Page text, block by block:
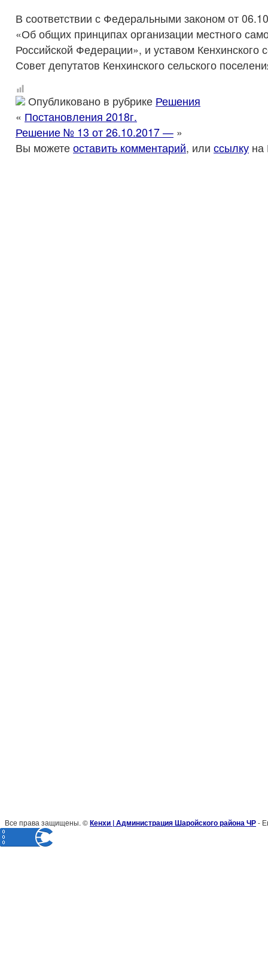
В соответствии с Федеральными законом от
«Об общих принципах организации местного
Российской Федерации», и уставом Кенхинского
Совет депутатов Кенхинского сельского
Опубликовано в рубрике Решения
« Постановления 2018г.
Решение № 13 от 26.10.2017 — »
Вы можете оставить комментарий, или ссылку на
Все права защищены. ©Кенхи | Администрация Шаройского района ЧР-